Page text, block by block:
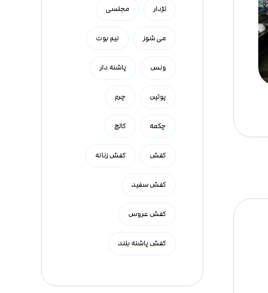
لژدار مجلسی
می شوز نیم بوت
ونس پاشنه دار
پوتین چرم
چکمه کالج
کفش کفش زنانه
کفش سفید
کفش عروس
کفش پاشنه بلند